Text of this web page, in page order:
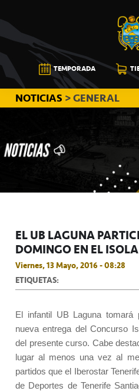
a
la
navegación
principal
al
contenido
principal
a
la
barra
lateral
principal
CB
CANARIAS
TEMPORADA
NOTICIAS > GENERAL
EL UB LAGUNA
DOMINGO EN EL
Viernes, 13 Mayo, 2016 - 08:28
ETIQUETAS:
El infantil UB Laguna
nueva entrega del Concurso
del presente curso. Cabe
lugar al menos una vez al
partidos que el Iberostar
de Deportes de Tenerife